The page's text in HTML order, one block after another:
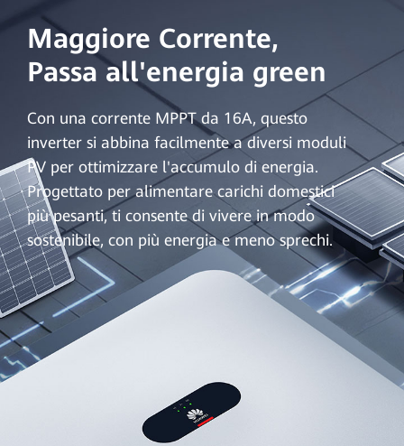
Maggiore Corrente,
Passa all'energia green
Con una corrente MPPT da 16A, questo
inverter si abbina facilmente a diversi moduli
PV per ottimizzare l'accumulo di energia.
Progettato per alimentare carichi domestici
più pesanti, ti consente di vivere in modo
sostenibile, con più energia e meno sprechi.